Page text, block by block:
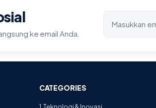
ke email Anda.
CATEGORIES